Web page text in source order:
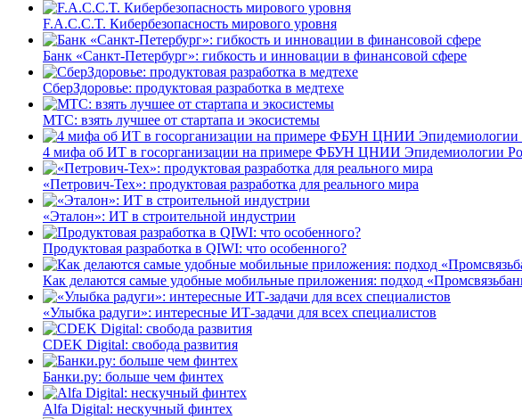
F.A.C.C.T. Кибербезопасность мирового уровня
Банк «Санкт-Петербург»: гибкость и инновации в финансовой сфере
СберЗдоровье: продуктовая разработка в медтехе
МТС: взять лучшее от стартапа и экосистемы
4 мифа об ИТ в госорганизации на примере ФБУН ЦНИИ Эпидемиологии
«Петрович-Тех»: продуктовая разработка для реального мира
«Эталон»: ИТ в строительной индустрии
Продуктовая разработка в QIWI: что особенного?
Как делаются самые удобные мобильные приложения: подход
«Улыбка радуги»: интересные ИТ-задачи для всех специалистов
CDEK Digital: свобода развития
Банки.ру: больше чем финтех
Alfa Digital: нескучный финтех